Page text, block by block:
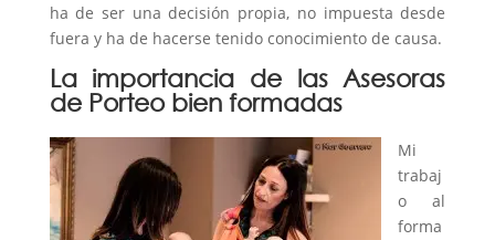
ha de ser una decisión propia, no impuesta desde
fuera y ha de hacerse tenido conocimiento de causa.
La importancia de las Asesoras
de Porteo bien formadas
Mi
trabaj
o al
forma